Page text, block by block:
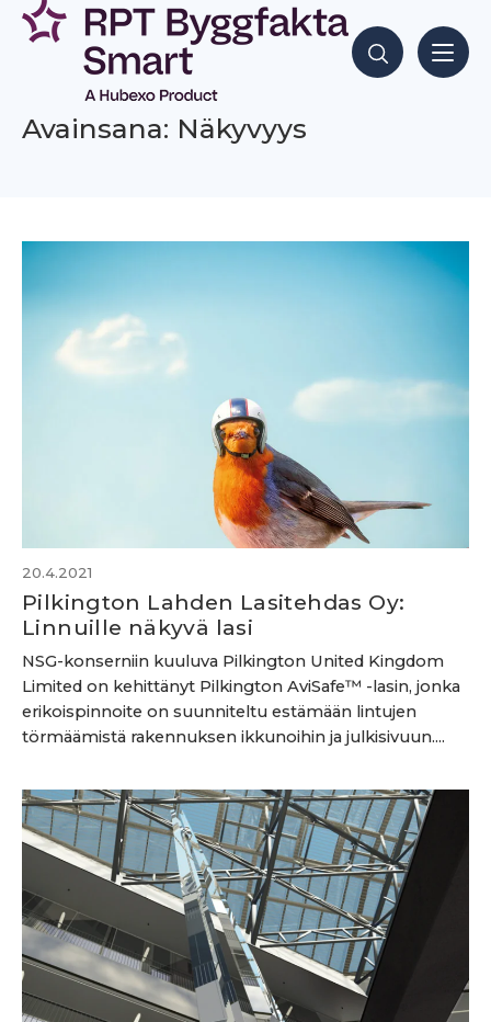
Siirry
sisältöön
Hae sisältöjä
Avainsana: Näkyvyys
20.4.2021
Pilkington Lahden Lasitehdas Oy:
Linnuille näkyvä lasi
NSG-konserniin kuuluva Pilkington United Kingdom
Limited on kehittänyt Pilkington AviSafe™ -lasin, jonka
erikoispinnoite on suunniteltu estämään lintujen
törmäämistä rakennuksen ikkunoihin ja julkisivuun....